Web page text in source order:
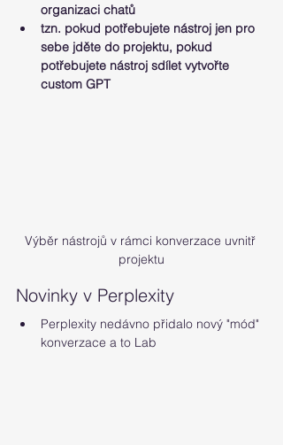
organizaci chatů
tzn. pokud potřebujete nástroj jen pro
sebe jděte do projektu, pokud
potřebujete nástroj sdílet vytvořte
custom GPT
Výběr nástrojů v rámci konverzace uvnitř
projektu
Novinky v Perplexity
Perplexity nedávno přidalo nový "mód"
konverzace a to Lab